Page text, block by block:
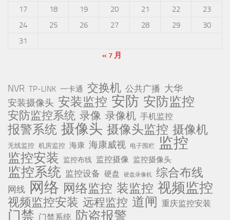
17
18 19 20 21 22
23
24
25 26 27 28 29
30
31
« 7 月
NVR TP-LINK 一卡通 交换机 公共广播 大华
安装摄像头 安装监控 安防 安防监控
安防监控系统 录像 录像机 手机监控
报警系统 摄像头 摄像头监控 摄像机
无线监控 机房监控 海康 海康威视 电子围栏 监控
监控安装 监控布线 监控摄像 监控摄像头
监控系统 监控设备 硬盘 硬盘录像机 综合布线
网线 网络 网络监控 装监控 视频监控
视频监控安装 远程监控 道闸 重庆监控安装
门禁 门禁系统 防盗报警